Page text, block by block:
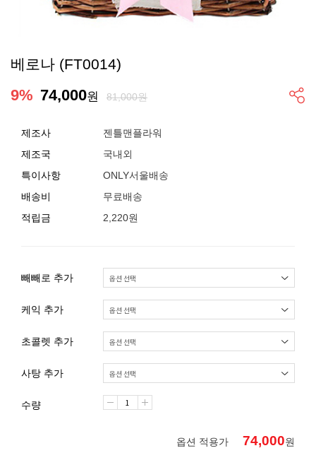
베로나 (FT0014)
9% 74,000원 81,000원
제조사
젠틀맨플라워
제조국
국내외
특이사항
ONLY서울배송
배송비
무료배송
적립금
2,220원
빼빼로 추가
케익 추가
초콜렛 추가
사탕 추가
수량
옵션 적용가 74,000원